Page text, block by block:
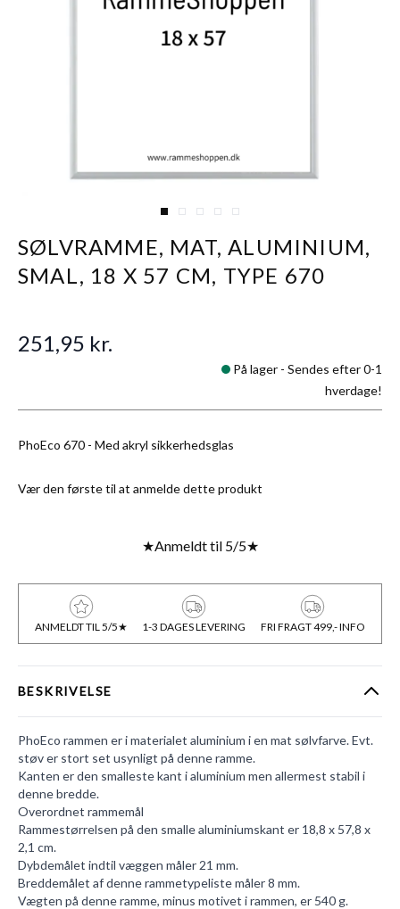
View larger image
View larger image
View larger image
View larger image
View larger image
SØLVRAMME, MAT, ALUMINIUM,
SMAL, 18 X 57 CM, TYPE 670
PhoEco 670 - Med akryl sikkerhedsglas
Vær den første til at anmelde dette produkt
251,95 kr.
På lager - Sendes efter 0-1
hverdage!
★Anmeldt til 5/5★
ANMELDT TIL 5/5★ 1-3 DAGES LEVERING FRI FRAGT 499,- INFO
BESKRIVELSE
PhoEco rammen er i materialet aluminium i en mat sølvfarve. Evt.
støv er stort set usynligt på denne ramme.
Kanten er den smalleste kant i aluminium men allermest stabil i
denne bredde.
Overordnet rammemål
Rammestørrelsen på den smalle aluminiumskant er 18,8 x 57,8 x
2,1 cm.
Dybdemålet indtil væggen måler 21 mm.
Breddemålet af denne rammetypeliste måler 8 mm.
Vægten på denne ramme, minus motivet i rammen, er 540 g.